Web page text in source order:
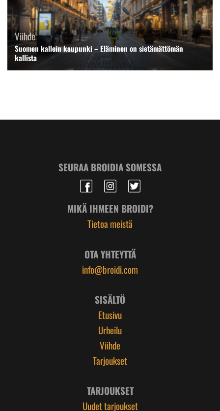
Viihde
Suomen kallein kaupunki – Eläminen on sietämättömän
kallista
SEURAA BROIDIA SOMESSA
MIKÄ IHMEEN BROIDI?
Tietoa meistä
OTA YHTEYTTÄ
info@broidi.com
SISÄLTÖ
Etusivu
Urheilu
Viihde
Tarjoukset
TARJOUKSET
Uudet tarjoukset